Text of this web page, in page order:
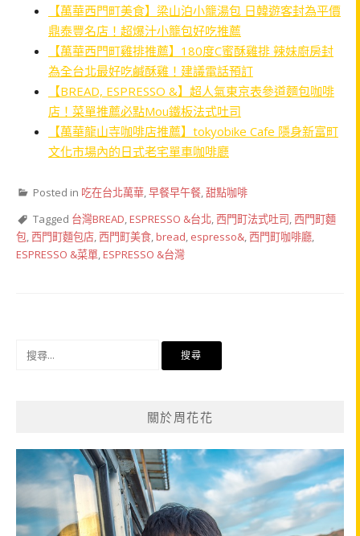
【萬華西門町美食】梁山泊小籠湯包 日韓遊客封為平價
鼎泰豐名店！超爆汁小籠包好吃推薦
【萬華西門町雞排推薦】180度C蜜酥雞排 辣妹廚房封
為全台北最好吃鹹酥雞！建議電話預訂
【BREAD, ESPRESSO &】超人氣東京表參道麵包咖啡
店！菜單推薦必點Mou鐵板法式吐司
【萬華龍山寺咖啡店推薦】tokyobike Cafe 隱身新富町
文化市場內的日式老宅單車咖啡廳
Posted in 吃在台北萬華,早餐早午餐,甜點咖啡
Tagged 台灣BREAD,ESPRESSO &台北,西門町法式吐司,西門町麵
包,西門町麵包店,西門町美食,bread, espresso&,西門町咖啡廳,
ESPRESSO &菜單,ESPRESSO &台灣
關於周花花